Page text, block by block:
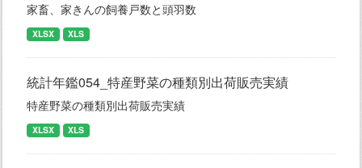
家畜、家きんの飼養戸数と頭羽数
XLSX XLS
統計年鑑054_特産野菜の種類別出荷販売実績
特産野菜の種類別出荷販売実績
XLSX XLS